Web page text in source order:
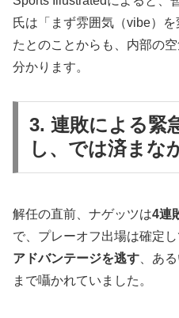
氏は「まず雰囲気（vibe）
たとのことからも、内部の
分かります。
3. 連敗による緊
し、では済まな
解任の直前、ナゲッツは4連
で、プレーオフ出場は確定し
アドバンテージを逃す、あ
まで囁かれていました。